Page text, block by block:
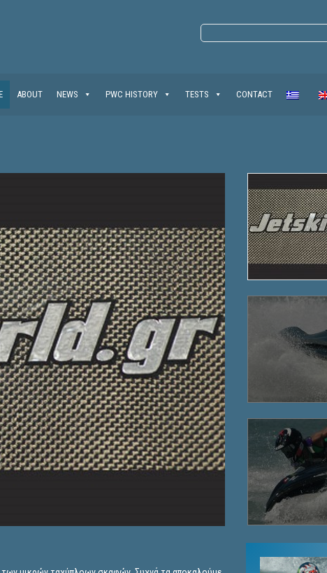
ABOUT NEWS PWC HISTORY TESTS CONTACT